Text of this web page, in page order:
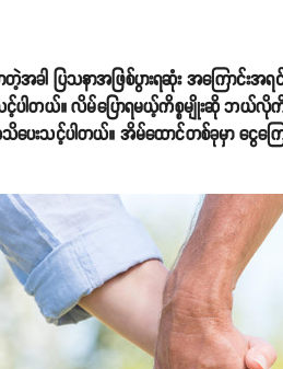
ခါ ပြသနာအဖြစ်ပွားရဆုံး အကြောင်းအ
ပါတယ်။ လိမ်ပြောရမယ့်ကိစ္စမျိုးဆို ဘယ်လို
ေးသင့်ပါတယ်။ အိမ်ထောင်တစ်ခုမှာ ငွေကြ